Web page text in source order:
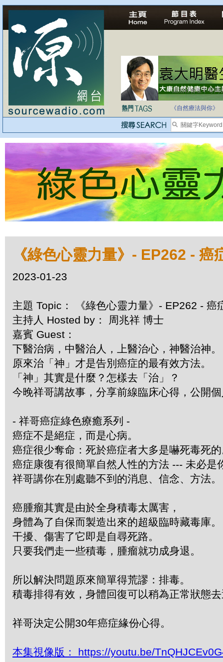
自家教育合法化-
《自然療法與你》
《綠色心靈力量》- EP262 -
2023-01-23
主題 Topic： 《綠色心靈力量》- EP262 -
主持人 Hosted by： 周兆祥 博士
嘉賓 Guest：
下醫治病，中醫治人，上醫治心，神醫治神。
原來治「神」才是告別癌症的最有效方法。
「神」其實是什麼？怎樣去「治」？
今晚祥哥講故事，分享前線臨床心得，公開
- 祥哥癌症綠色療癒系列 -
癌症不是絕症，而是心病。
癌症很少奪命：死於癌症者大多是嚇死毒死
癌症康復有很簡單自然人性的方法 --- 未必是
祥哥講你在別處聽不到的消息、信念、方法。
癌腫瘤其實是由於全身積毒太厲害，
身體為了自保而製造出來的超級臨時藏毒庫。
干擾、傷害了它即是自尋死路。
只要我們走一些積毒，腫瘤就功成身退。
所以解決問題原來簡單得荒謬：排毒。
積毒排得有效，身體回復可以稍為正常狀態
祥哥決定公開30年癌症緣份心得。
本集視像版： https://youtu.be/